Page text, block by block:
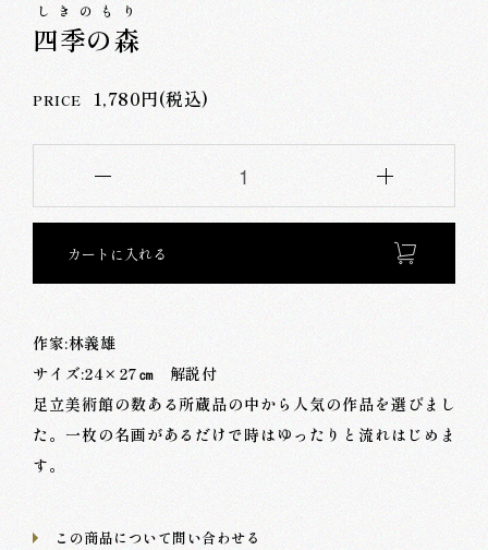
四季の森
しきのもり
PRICE 1,780円(税込)
カートに入れる
作家:林義雄
サイズ:24×27㎝ 解説付
足立美術館の数ある所蔵品の中から人気の作品を選びまし
た。一枚の名画があるだけで時はゆったりと流れはじめま
す。
この商品について問い合わせる